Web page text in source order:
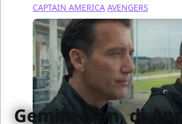
CAPTAIN AMERICA AVENGERS
Gemini Man, di